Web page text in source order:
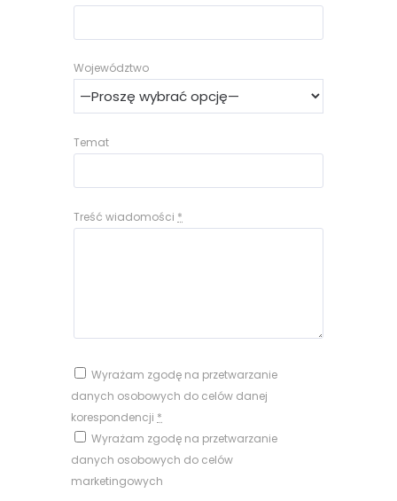
Województwo
Temat
Treść wiadomości *
Wyrażam zgodę na przetwarzanie
danych osobowych do celów danej
korespondencji *
Wyrażam zgodę na przetwarzanie
danych osobowych do celów
marketingowych